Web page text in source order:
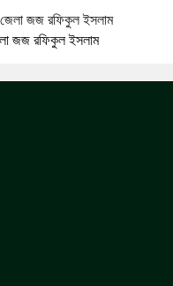
জজ রফিকুল ইসলাম